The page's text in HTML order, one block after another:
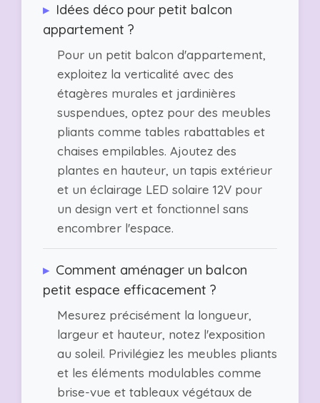
▸ Idées déco pour petit balcon
appartement ?
Pour un petit balcon d'appartement,
exploitez la verticalité avec des
étagères murales et jardinières
suspendues, optez pour des meubles
pliants comme tables rabattables et
chaises empilables. Ajoutez des
plantes en hauteur, un tapis extérieur
et un éclairage LED solaire 12V pour
un design vert et fonctionnel sans
encombrer l'espace.
▸ Comment aménager un balcon
petit espace efficacement ?
Mesurez précisément la longueur,
largeur et hauteur, notez l'exposition
au soleil. Privilégiez les meubles pliants
et les éléments modulables comme
brise-vue et tableaux végétaux de